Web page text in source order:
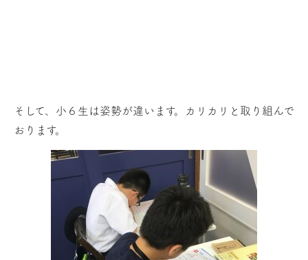
そして、小６生は姿勢が違います。カリカリと取り組んで
おります。